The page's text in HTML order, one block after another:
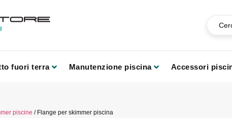
fuori terra Manutenzione piscina Accessori
piscine / Flange per skimmer piscina